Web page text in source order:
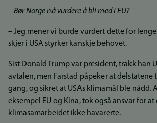
– Bør Norge nå vurdere å bli med i EU?
– Jeg mener vi burde vurdert dette for
skjer i USA styrker kanskje behovet.
Sist Donald Trump var president, trakk han
avtalen, men Farstad påpeker at delstatene
gang, og sikret at USAs klimamål ble nådd.
eksempel EU og Kina, tok også ansvar for
klimasamarbeidet ikke havarerte.